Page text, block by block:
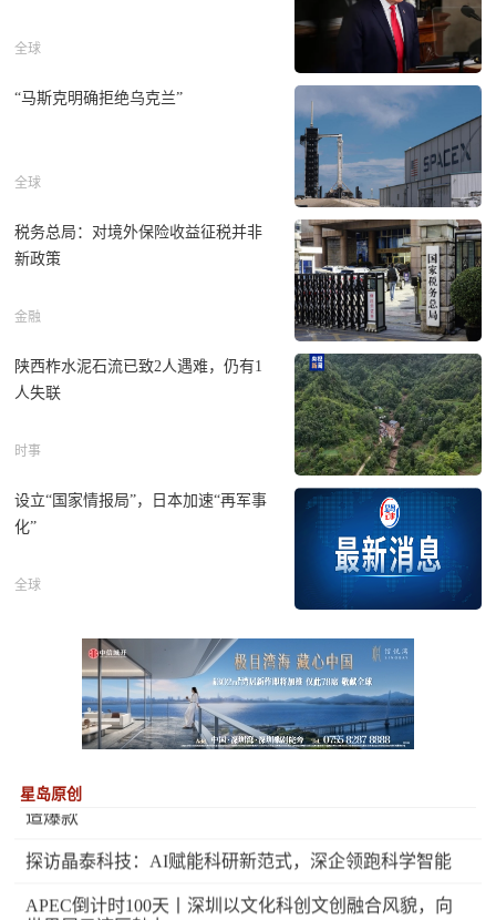
全球
“马斯克明确拒绝乌克兰”
全球
税务总局：对境外保险收益征税并非
新政策
金融
陕西柞水泥石流已致2人遇难，仍有1
人失联
时事
设立“国家情报局”，日本加速“再军事
化”
全球
星岛原创
问界月销腰斩，赛力斯被华为“抽干”了？
“中年”统一的困局：饮品首现负增长，十几款新品轰炸难
APEC倒计时100天丨深圳以文化科创文创融合风貌，向
是为了炒作